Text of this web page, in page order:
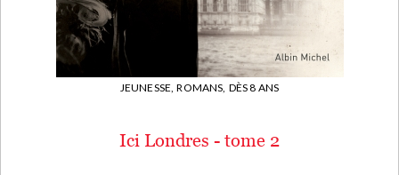
JEUNESSE, ROMANS, DÈS 8 ANS
Ici Londres - tome 2